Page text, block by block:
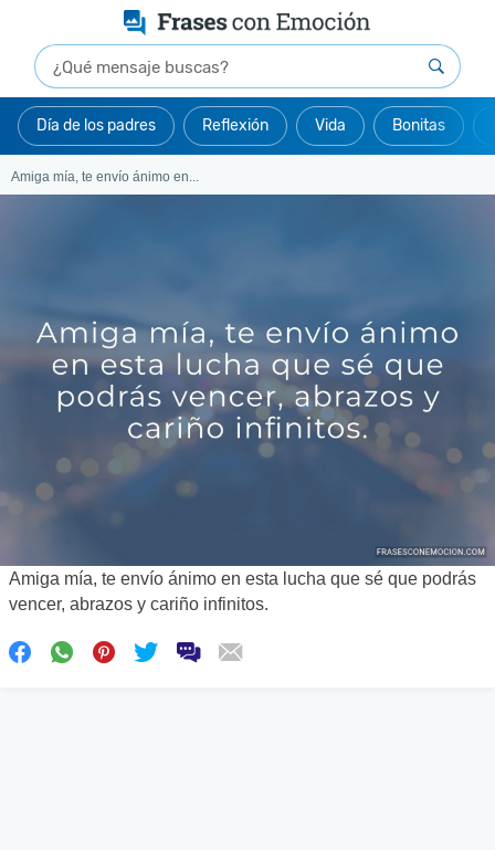
Día de los padres Reflexión Vida Bonitas
Amiga mía, te envío ánimo en...
Amiga mía, te envío ánimo en esta lucha que sé que podrás
vencer, abrazos y cariño infinitos.